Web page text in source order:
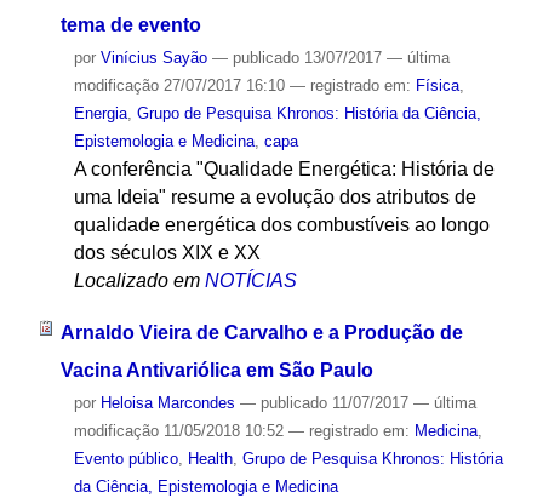
tema de evento
por Vinícius Sayão — publicado13/07/2017 — última
modificação27/07/2017 16:10 — registrado em: Física,
Energia, Grupo de Pesquisa Khronos: História da Ciência,
Epistemologia e Medicina, capa
A conferência "Qualidade Energética: História de
uma Ideia" resume a evolução dos atributos de
qualidade energética dos combustíveis ao longo
dos séculos XIX e XX
Localizado em NOTÍCIAS
Arnaldo Vieira de Carvalho e a Produção de
Vacina Antivariólica em São Paulo
por Heloisa Marcondes — publicado11/07/2017 — última
modificação11/05/2018 10:52 — registrado em: Medicina,
Evento público, Health, Grupo de Pesquisa Khronos: História
da Ciência, Epistemologia e Medicina